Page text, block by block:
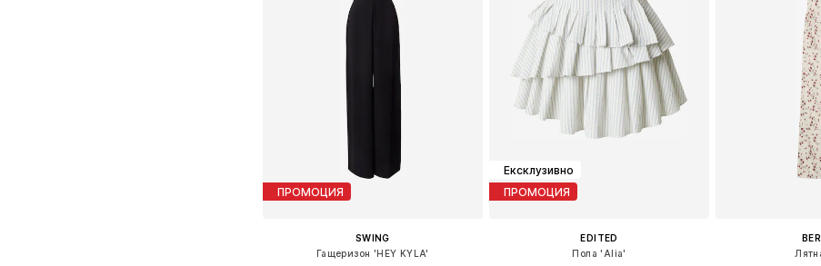
ПРОМОЦИЯ
SWING
Гащеризон 'HEY KYLA'
Ексклузивно
ПРОМОЦИЯ
EDITED
Пола 'Alia'